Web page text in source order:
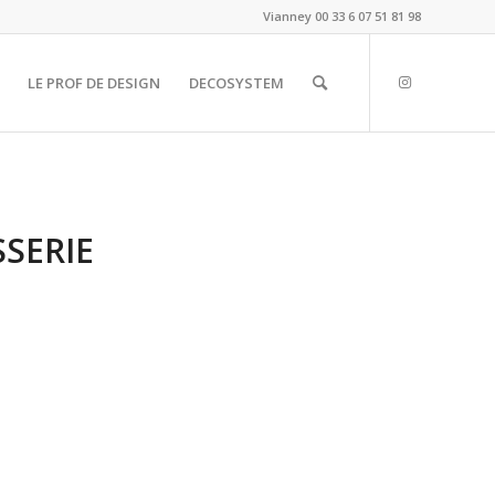
Vianney 00 33 6 07 51 81 98
LE PROF DE DESIGN DECOSYSTEM